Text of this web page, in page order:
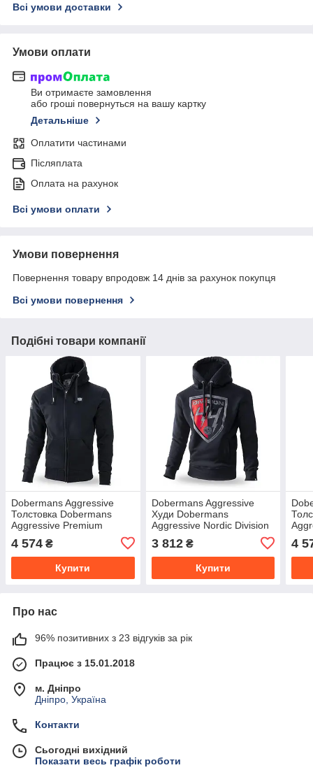
Всі умови доставки
Умови оплати
Ви отримаєте замовлення
або гроші повернуться на вашу картку
Детальніше
Оплатити частинами
Післяплата
Оплата на рахунок
Всі умови оплати
Умови повернення
Повернення товару впродовж 14 днів за рахунок покупця
Всі умови повернення
Подібні товари компанії
Dobermans Aggressive
Толстовка Dobermans
Aggressive Premium
Offensive BZ236BK (XXXL)
4 574 ₴
Купити
Dobermans Aggressive
Худи Dobermans
Aggressive Nordic Division
3 812₴
Купити
4
Про нас
96% позитивних з 23 відгуків за рік
Працює з 15.01.2018
м. Дніпро
Дніпро, Україна
Контакти
Сьогодні вихідний
Показати весь графік роботи